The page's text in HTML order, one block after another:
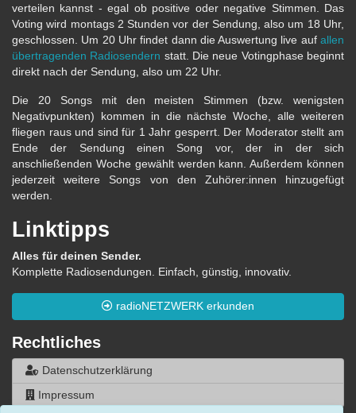
verteilen kannst - egal ob positive oder negative Stimmen. Das
Voting wird montags 2 Stunden vor der Sendung, also um 18 Uhr,
geschlossen. Um 20 Uhr findet dann die Auswertung live auf allen
übertragenden Radiosendern statt. Die neue Votingphase beginnt
direkt nach der Sendung, also um 22 Uhr.
Die 20 Songs mit den meisten Stimmen (bzw. wenigsten
Negativpunkten) kommen in die nächste Woche, alle weiteren
fliegen raus und sind für 1 Jahr gesperrt. Der Moderator stellt am
Ende der Sendung einen Song vor, der in der sich
anschließenden Woche gewählt werden kann. Außerdem können
jederzeit weitere Songs von den Zuhörer:innen hinzugefügt
werden.
Linktipps
Alles für deinen Sender.
Komplette Radiosendungen. Einfach, günstig, innovativ.
radioNETZWERK erkunden
Rechtliches
Datenschutzerklärung
Impressum